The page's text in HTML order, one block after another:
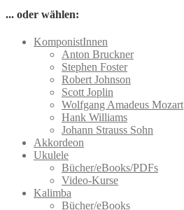
... oder wählen:
KomponistInnen
Anton Bruckner
Stephen Foster
Robert Johnson
Scott Joplin
Wolfgang Amadeus Mozart
Hank Williams
Johann Strauss Sohn
Akkordeon
Ukulele
Bücher/eBooks/PDFs
Video-Kurse
Kalimba
Bücher/eBooks